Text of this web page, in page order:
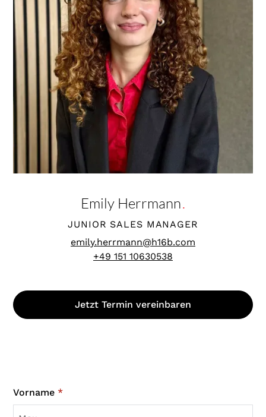
Emily Herrmann.
JUNIOR SALES MANAGER
emily.herrmann@h16b.com
+49 151 10630538
Jetzt Termin vereinbaren
Vorname *